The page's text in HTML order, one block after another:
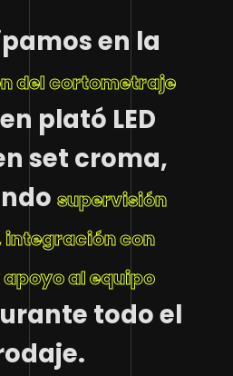
en la
del cortometraje
plató LED
set croma,
supervisión
con
apoyo al equipo
todo el